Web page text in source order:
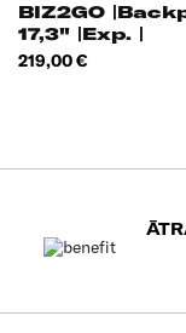
BIZ2GO
17,3" |Exp. |
Overnight
Cena
219,00 €